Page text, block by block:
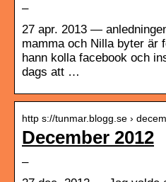
–
27 apr. 2013 —
mamma och Nilla byter
hann kolla facebook och
dags att …
http s://tunmar.blogg.se ›
December 2012
–